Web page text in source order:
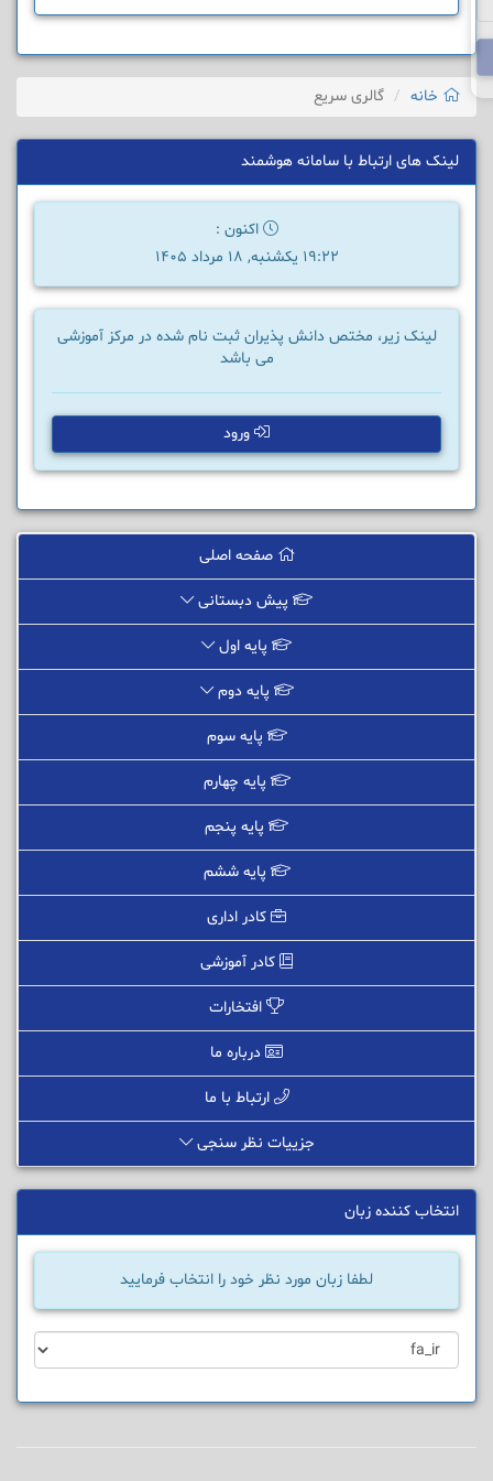
خانه گالری سریع
لینک های ارتباط با سامانه هوشمند
اکنون :
19:22 یکشنبه, 18 مرداد 1405
لینک زیر، مختص دانش پذیران ثبت نام شده در مرکز آموزشی
می باشد
ورود
صفحه اصلی
پیش دبستانی
پایه اول
پایه دوم
پایه سوم
پایه چهارم
پایه پنجم
پایه ششم
کادر اداری
کادر آموزشی
افتخارات
درباره ما
ارتباط با ما
جزییات نظر سنجی
انتخاب کننده زبان
لطفا زبان مورد نظر خود را انتخاب فرمایید